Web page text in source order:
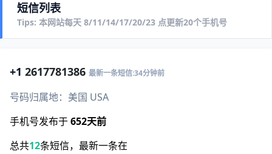
短信列表
Tips: 本网站每天 8/11/14/17/20/23 点更新20个手机号
+1 2617781386 最新一条短信:34分钟前
号码归属地：美国 USA
手机号发布于652天前
总共12条短信，最新一条在